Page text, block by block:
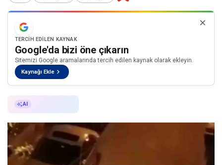
TERCIH EDILEN KAYNAK
Google'da bizi öne çıkarın
Sitemizi Google aramalarında tercih edilen kaynak olarak ekleyin.
Kaynağı Ekle
AI